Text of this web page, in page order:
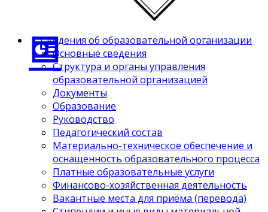
Сведения об образовательной организации
Основные сведения
Структура и органы управления
образовательной организацией
Документы
Образование
Руководство
Педагогический состав
Материально-техническое обеспечение и
оснащенность образовательного процесса
Платные образовательные услуги
Финансово-хозяйственная деятельность
Вакантные места для приёма (перевода)